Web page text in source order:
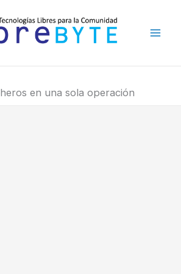
en una sola operación